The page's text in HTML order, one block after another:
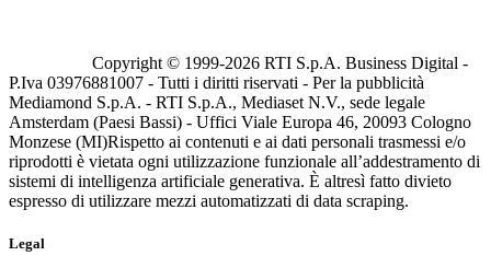
Copyright © 1999-2026 RTI S.p.A. Business Digital -
P.Iva 03976881007 - Tutti i diritti riservati - Per la pubblicità
Mediamond S.p.A. - RTI S.p.A., Mediaset N.V., sede legale
Amsterdam (Paesi Bassi) - Uffici Viale Europa 46, 20093 Cologno
Monzese (MI)Rispetto ai contenuti e ai dati personali trasmessi e/o
riprodotti è vietata ogni utilizzazione funzionale all’addestramento di
sistemi di intelligenza artificiale generativa. È altresì fatto divieto
espresso di utilizzare mezzi automatizzati di data scraping.
Legal